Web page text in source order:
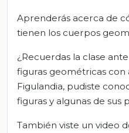
Aprenderás acerca de
tienen los cuerpos
¿Recuerdas la clase
figuras geométricas con
Figulandia, pudiste
figuras y algunas de sus
También viste un video